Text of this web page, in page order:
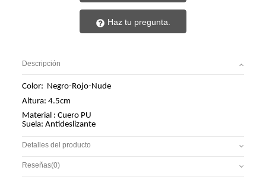
Haz tu pregunta.
Descripción
Color: Negro-Rojo-Nude
Altura: 4.5cm
Material : Cuero PU
Suela: Antideslizante
Detalles del producto
Reseñas(0)